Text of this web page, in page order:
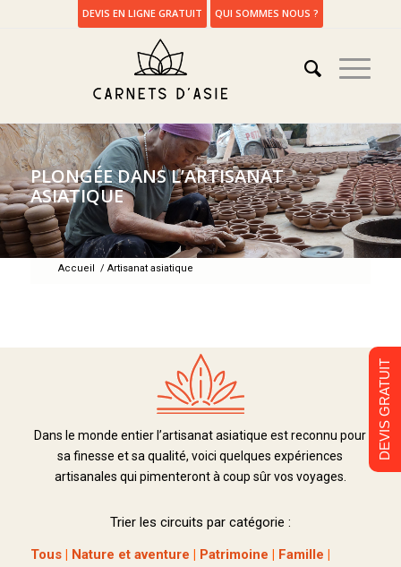
DEVIS EN LIGNE GRATUIT QUI SOMMES NOUS ?
PLONGÉE DANS L’ARTISANAT
ASIATIQUE
Accueil / Artisanat asiatique
Dans le monde entier l’artisanat asiatique est reconnu pour
sa finesse et sa qualité, voici quelques expériences
artisanales qui pimenteront à coup sûr vos voyages.
Trier les circuits par catégorie :
Tous| Nature et aventure | Patrimoine | Famille |
DEVIS GRATUIT